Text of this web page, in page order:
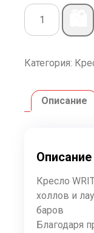
Категория:
Описание
Описание
Кресло
холлов и
баров
Благодаря